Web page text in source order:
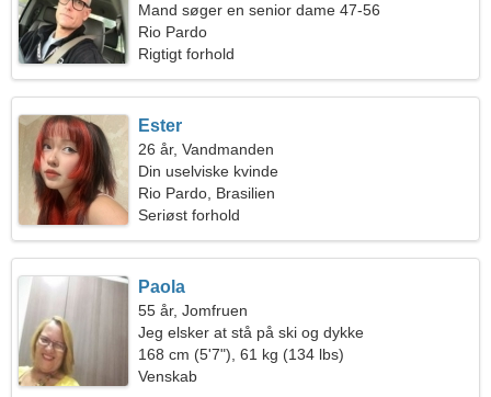
Mand søger en senior dame 47-56
Rio Pardo
Rigtigt forhold
Ester
26 år, Vandmanden
Din uselviske kvinde
Rio Pardo, Brasilien
Seriøst forhold
Paola
55 år, Jomfruen
Jeg elsker at stå på ski og dykke
168 cm (5'7"), 61 kg (134 lbs)
Venskab